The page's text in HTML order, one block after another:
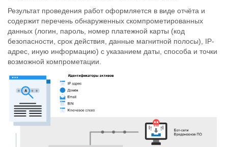
Результат проведения работ оформляется в виде отчёта и
содержит перечень обнаруженных скомпрометированных
данных (логин, пароль, номер платежной карты (код
безопасности, срок действия, данные магнитной полосы), IP-
адрес, иную информацию) с указанием даты, способа и точки
возможной компрометации.